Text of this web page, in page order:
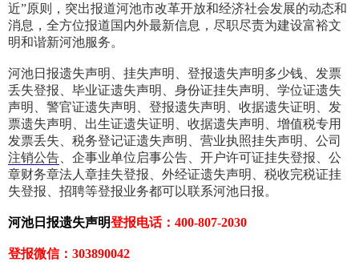
近”原则，突出报道河池市改革开放和经济社会发展的动态和
消息，全方位报道国内外最新信息，尽职尽责为建设富裕文
明和谐新河池服务。
河池日报遗失声明、挂失声明、登报遗失声明多少钱、发票
丢失登报、毕业证遗失声明、身份证挂失声明、学位证遗失
声明、警官证遗失声明、登报遗失声明、收据遗失证明、发
票遗失声明、出生证遗失证明、收据遗失声明、增值税专用
发票丢失、税务登记证遗失声明、营业执照挂失声明、公司
注销公告 、企事业单位启事公告、开户许可证挂失登报、公
章财务章法人章挂失登报、外经证遗失声明、税收完税证挂
失登报、招聘等登报业务都可以联系河池日报。
河池日报遗失声明登报电话：400-807-2030
登报微信：303890042